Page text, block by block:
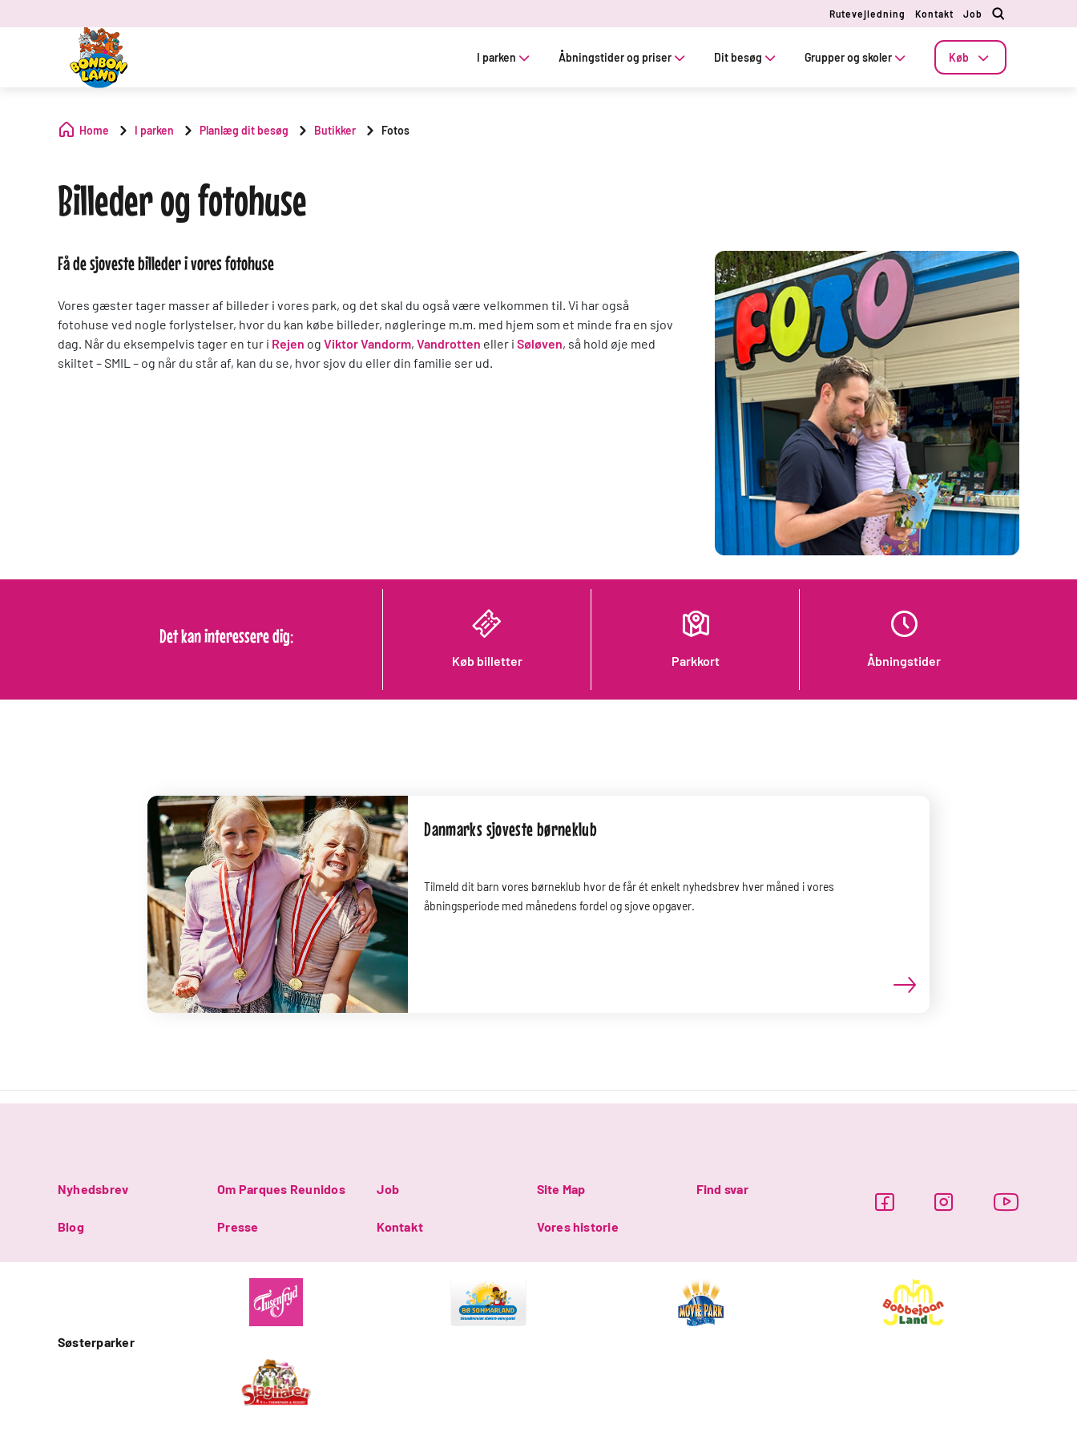
Rutevejledning Kontakt Job
I parken Åbningstider og priser Dit besøg Grupper og skoler Køb
Home I parken Planlæg dit besøg Butikker Fotos
Billeder og fotohuse
Få de sjoveste billeder i vores fotohuse
Vores gæster tager masser af billeder i vores park, og det skal du også være velkommen til. Vi har også
fotohuse ved nogle forlystelser, hvor du kan købe billeder, nøgleringe m.m. med hjem som et minde fra en sjov
dag. Når du eksempelvis tager en tur i Rejen og Viktor Vandorm, Vandrotten eller i Søløven, så hold øje med
skiltet – SMIL – og når du står af, kan du se, hvor sjov du eller din familie ser ud.
Det kan interessere dig:
Køb billetter Parkkort Åbningstider
Danmarks sjoveste børneklub
Tilmeld dit barn vores børneklub hvor de får ét enkelt nyhedsbrev hver måned i vores
åbningsperiode med månedens fordel og sjove opgaver.
Nyhedsbrev Om Parques Reunidos Job Site Map Find svar
Blog Presse Kontakt Vores historie
Søsterparker